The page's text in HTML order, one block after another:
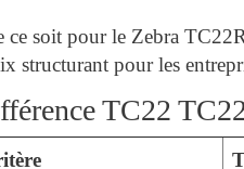
ce soit pour le Zebra
structurant pour les
TC22